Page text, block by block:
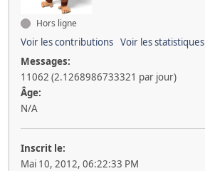
Hors ligne
Voir les contributions Voir les statistiques
Messages:
11062 (2.1268986733321 par jour)
Âge:
N/A
Inscrit le:
Mai 10, 2012, 06:22:33 PM